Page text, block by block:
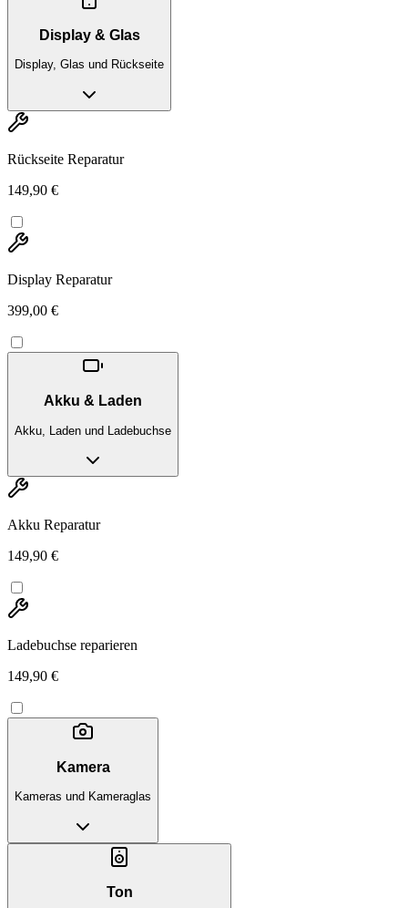
Display & Glas
Display, Glas und Rückseite
Rückseite Reparatur
149,90 €
Display Reparatur
399,00 €
Akku & Laden
Akku, Laden und Ladebuchse
Akku Reparatur
149,90 €
Ladebuchse reparieren
149,90 €
Kamera
Kameras und Kameraglas
Ton